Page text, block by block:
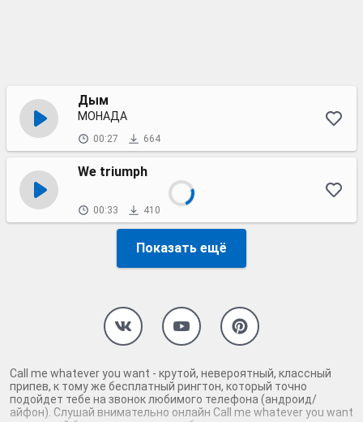
Дым
МОНАДА
00:27 664
We triumph
00:33 410
Показать ещё
Call me whatever you want - крутой, невероятный, классный
припев, к тому же бесплатный рингтон, который точно
подойдет тебе на звонок любимого телефона (андроид/
айфон). Слушай внимательно онлайн Call me whatever you want